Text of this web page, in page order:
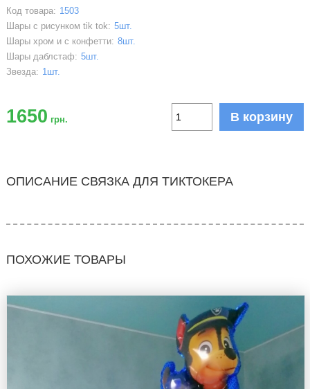
Код товара: 1503
Шары с рисунком tik tok: 5шт.
Шары хром и с конфетти: 8шт.
Шары даблстаф: 5шт.
Звезда: 1шт.
1650 грн. В корзину
ОПИСАНИЕ СВЯЗКА ДЛЯ ТИКТОКЕРА
ПОХОЖИЕ ТОВАРЫ